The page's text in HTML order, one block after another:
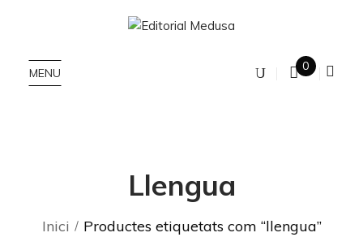
MENU 0
Llengua
Inici Productes etiquetats com “llengua”